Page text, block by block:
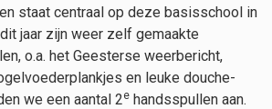
staat centraal op deze basisschool in
jaar zijn weer zelf gemaakte
o.a. het Geesterse weerbericht,
en leuke douche-
we een aantal 2e handsspullen aan.